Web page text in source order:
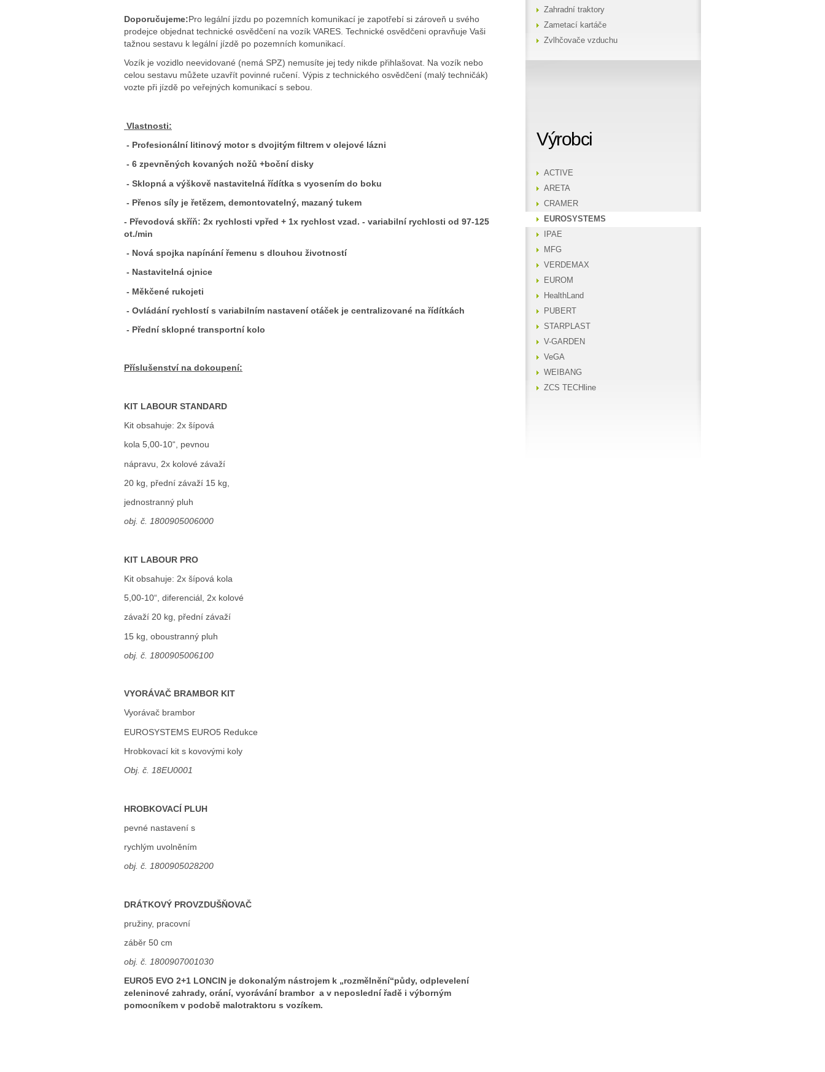
Doporučujeme:Pro legální jízdu po pozemních komunikací je zapotřebí si zároveň u svého
prodejce objednat technické osvědčení na vozík VARES. Technické osvědčeni opravňuje Vaši
tažnou sestavu k legální jízdě po pozemních komunikací.
Vozík je vozidlo neevidované (nemá SPZ) nemusíte jej tedy nikde přihlašovat. Na vozík nebo
celou sestavu můžete uzavřít povinné ručení. Výpis z technického osvědčení (malý techničák)
vozte při jízdě po veřejných komunikací s sebou.
Vlastnosti:
- Profesionální litinový motor s dvojitým filtrem v olejové lázni
- 6 zpevněných kovaných nožů +boční disky
- Sklopná a výškově nastavitelná řídítka s vyosením do boku
- Přenos síly je řetězem, demontovatelný, mazaný tukem
- Převodová skříň: 2x rychlosti vpřed + 1x rychlost vzad. - variabilní rychlosti od 97-125
ot./min
- Nová spojka napínání řemenu s dlouhou životností
- Nastavitelná ojnice
- Měkčené rukojeti
- Ovládání rychlostí s variabilním nastavení otáček je centralizované na řídítkách
- Přední sklopné transportní kolo
Příslušenství na dokoupení:
KIT LABOUR STANDARD
Kit obsahuje: 2x šípová
kola 5,00-10“, pevnou
nápravu, 2x kolové závaží
20 kg, přední závaží 15 kg,
jednostranný pluh
obj. č. 1800905006000
KIT LABOUR PRO
Kit obsahuje: 2x šípová kola
5,00-10“, diferenciál, 2x kolové
závaží 20 kg, přední závaží
15 kg, oboustranný pluh
obj. č. 1800905006100
VYORÁVAČ BRAMBOR KIT
Vyorávač brambor
EUROSYSTEMS EURO5 Redukce
Hrobkovací kit s kovovými koly
Obj. č. 18EU0001
HROBKOVACÍ PLUH
pevné nastavení s
rychlým uvolněním
obj. č. 1800905028200
DRÁTKOVÝ PROVZDUŠŇOVAČ
pružiny, pracovní
záběr 50 cm
obj. č. 1800907001030
EURO5 EVO 2+1 LONCIN je dokonalým nástrojem k „rozmělnění“půdy, odplevelení
zeleninové zahrady, orání, vyorávání brambor a v neposlední řadě i výborným
pomocníkem v podobě malotraktoru s vozíkem.
Zahradní traktory
Zametací kartáče
Zvlhčovače vzduchu
Výrobci
ACTIVE
ARETA
CRAMER
EUROSYSTEMS
IPAE
MFG
VERDEMAX
EUROM
HealthLand
PUBERT
STARPLAST
V-GARDEN
VeGA
WEIBANG
ZCS TECHline